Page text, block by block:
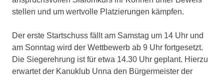
stellen und um wertvolle Platzierungen kämpfen.
Der erste Startschuss fällt am Samstag um 14 Uhr und
am Sonntag wird der Wettbewerb ab 9 Uhr fortgesetzt.
Die Siegerehrung ist für etwa 14.30 Uhr geplant. Hierzu
erwartet der Kanuklub Unna den Bürgermeister der